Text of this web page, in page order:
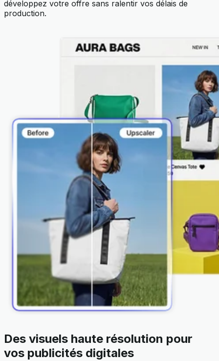
développez votre offre sans ralentir vos délais de
production.
Des visuels haute résolution pour
vos publicités digitales